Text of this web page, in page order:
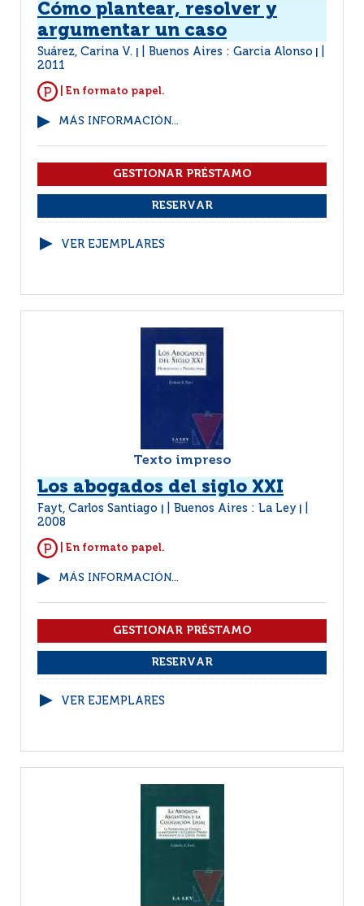
Cómo plantear, resolver y
argumentar un caso
Suárez, Carina V. Buenos Aires : Garcia Alonso
2011
| En formato papel.
MÁS INFORMACIÓN...
VER EJEMPLARES
Texto impreso
Los abogados del siglo XXI
Fayt, Carlos Santiago Buenos Aires : La Ley
2008
| En formato papel.
MÁS INFORMACIÓN...
VER EJEMPLARES